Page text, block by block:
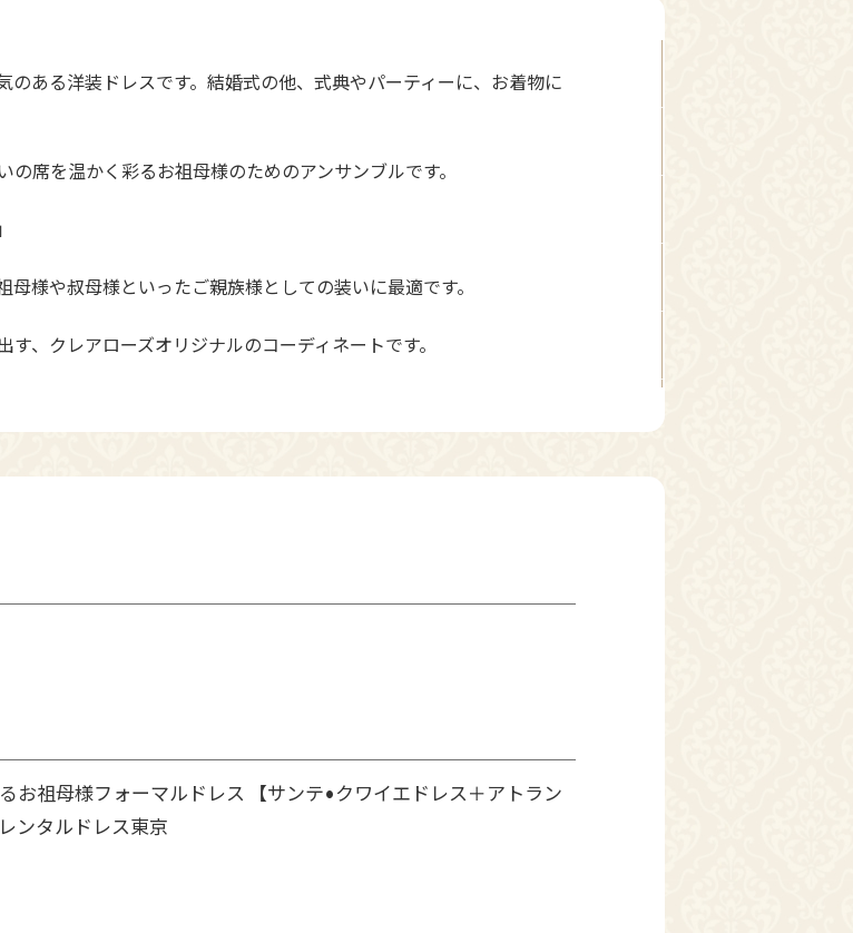
ある洋装ドレスです。結婚式の他、式典やパーティーに、お着物に
席を温かく彩るお祖母様のためのアンサンブルです。
様や叔母様といったご親族様としての装いに最適です。
、クレアローズオリジナルのコーディネートです。
お祖母様フォーマルドレス 【サンテ•クワイエドレス＋アトラン
ンタルドレス東京